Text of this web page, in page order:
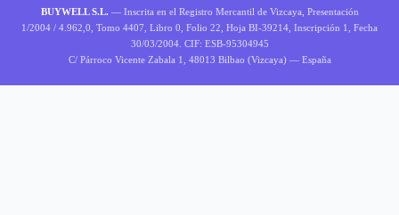
BUYWELL S.L. — Inscrita en el Registro Mercantil de Vizcaya, Presentación
1/2004 / 4.962,0, Tomo 4407, Libro 0, Folio 22, Hoja BI-39214, Inscripción 1, Fecha
30/03/2004. CIF: ESB-95304945
C/ Párroco Vicente Zabala 1, 48013 Bilbao (Vizcaya) — España